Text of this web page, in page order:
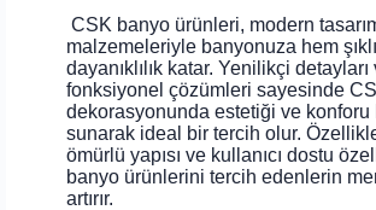
CSK banyo ürünleri, modern
malzemeleriyle banyonuza hem
dayanıklılık katar. Yenilikçi detayları
fonksiyonel çözümleri sayesinde
dekorasyonunda estetiği ve konforu
sunarak ideal bir tercih olur.
ömürlü yapısı ve kullanıcı dostu
banyo ürünlerini tercih edenlerin
artırır.